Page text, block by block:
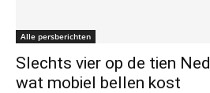
Alle persberichten
Slechts vier op de tien
wat mobiel bellen kost